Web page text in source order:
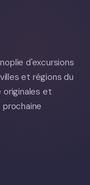
d'excursions
et régions du
originales et